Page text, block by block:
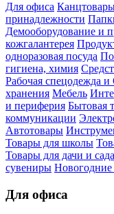
Для офиса
принадлежности
Демооборудование и
кожгалантерея
одноразовая посуда
гигиена, химия
Рабочая спецодежда
хранения Мебель
и периферия Бытовая
коммуникации
Автотовары
Товары для школы
Товары для дачи и сада
сувениры Новогодние
Для офиса